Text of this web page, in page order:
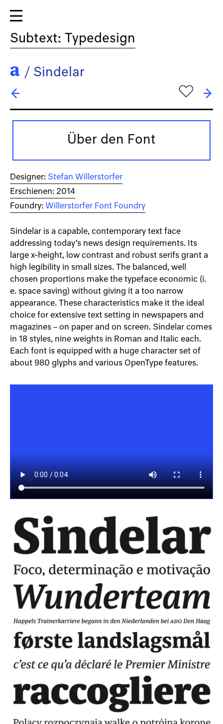
Subtext: Typedesign
/ Sindelar
→ Soleil
h
Über den Font
Designer: Stefan Willerstorfer
Erschienen: 2014
Foundry: Willerstorfer Font Foundry
Sindelar is a capable, contemporary text face
addressing today’s news design requirements. Its
large x-height, low contrast and robust serifs grant a
high legibility in small sizes. The balanced, well
chosen proportions make the typeface economic (i.
e. space saving) without giving it a too narrow
appearance. These characteristics make it the ideal
choice for extensive text setting in newspapers and
magazines – on paper and on screen. Sindelar comes
in 18 styles, nine weights in Roman and Italic each.
Each font is equipped with a huge character set of
about 980 glyphs and various OpenType features.